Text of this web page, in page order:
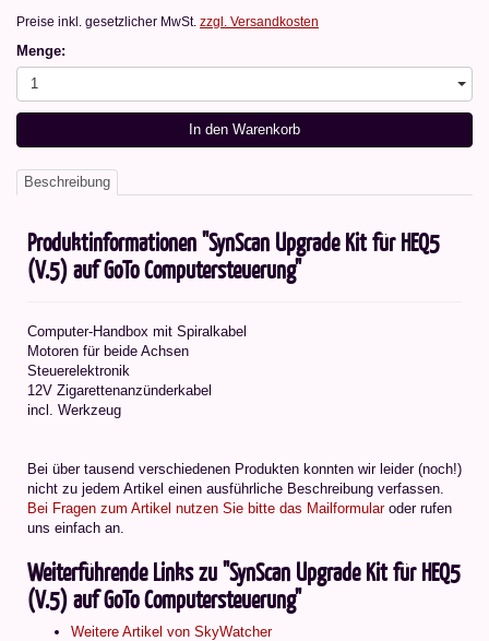
Preise inkl. gesetzlicher MwSt. zzgl. Versandkosten
Menge:
1
In den Warenkorb
Beschreibung
Produktinformationen "SynScan Upgrade Kit für HEQ5
(V.5) auf GoTo Computersteuerung"
Computer-Handbox mit Spiralkabel
Motoren für beide Achsen
Steuerelektronik
12V Zigarettenanzünderkabel
incl. Werkzeug
Bei über tausend verschiedenen Produkten konnten wir leider (noch!)
nicht zu jedem Artikel einen ausführliche Beschreibung verfassen.
Bei Fragen zum Artikel nutzen Sie bitte das Mailformularoder rufen
uns einfach an.
Weiterführende Links zu "SynScan Upgrade Kit für HEQ5
(V.5) auf GoTo Computersteuerung"
Weitere Artikel von SkyWatcher